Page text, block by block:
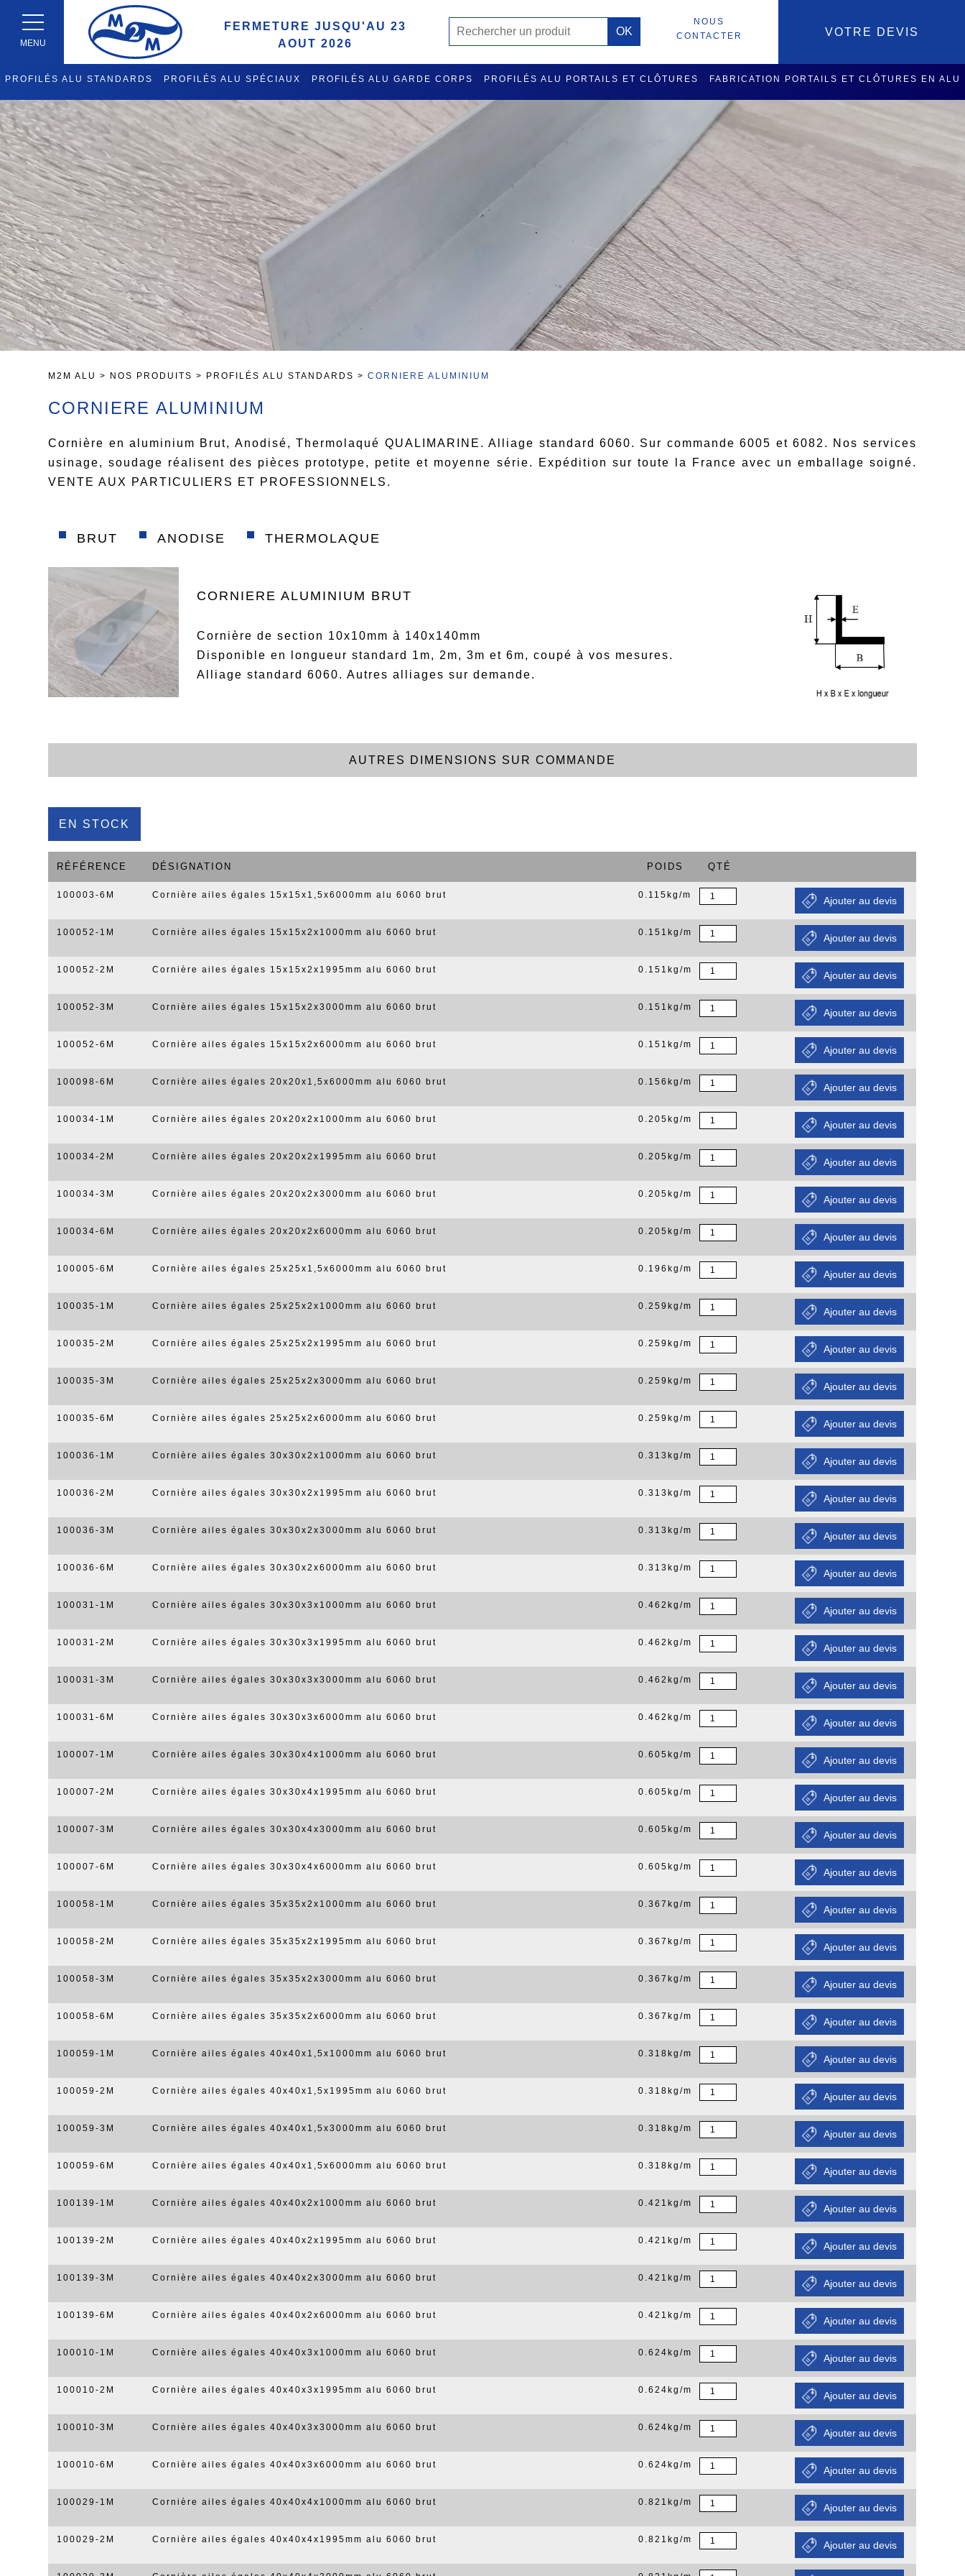
MENU
VOTRE DEVIS
NOUS
CONTACTER
FERMETURE JUSQU'AU 23
AOUT 2026
PROFILÉS ALU STANDARDS PROFILÉS ALU SPÉCIAUX PROFILÉS ALU GARDE CORPS PROFILÉS ALU PORTAILS ET CLÔTURES FABRICATION PORTAILS ET CLÔTURES EN ALU
FABRICATION CHARIOTS DE MISE A L'EAU ET RATELIER PORTE GILETS EN ALU SERVICES USINAGE
M2M ALU > NOS PRODUITS > PROFILÉS ALU STANDARDS >CORNIERE ALUMINIUM
CORNIERE ALUMINIUM
Cornière en aluminium Brut, Anodisé, Thermolaqué QUALIMARINE. Alliage standard 6060. Sur commande 6005 et 6082. Nos services
usinage, soudage réalisent des pièces prototype, petite et moyenne série. Expédition sur toute la France avec un emballage soigné.
VENTE AUX PARTICULIERS ET PROFESSIONNELS.
BRUT ANODISE THERMOLAQUE
CORNIERE ALUMINIUM BRUT
Cornière de section 10x10mm à 140x140mm
Disponible en longueur standard 1m, 2m, 3m et 6m, coupé à vos mesures.
Alliage standard 6060. Autres alliages sur demande.
AUTRES DIMENSIONS SUR COMMANDE
EN STOCK
RÉFÉRENCE DÉSIGNATION POIDS QTÉ
100003-6M Cornière ailes égales 15x15x1,5x6000mm alu 6060 brut 0.115kg/m
100052-1M Cornière ailes égales 15x15x2x1000mm alu 6060 brut 0.151kg/m
100052-2M Cornière ailes égales 15x15x2x1995mm alu 6060 brut 0.151kg/m
100052-3M Cornière ailes égales 15x15x2x3000mm alu 6060 brut 0.151kg/m
100052-6M Cornière ailes égales 15x15x2x6000mm alu 6060 brut 0.151kg/m
100098-6M Cornière ailes égales 20x20x1,5x6000mm alu 6060 brut 0.156kg/m
100034-1M Cornière ailes égales 20x20x2x1000mm alu 6060 brut 0.205kg/m
100034-2M Cornière ailes égales 20x20x2x1995mm alu 6060 brut 0.205kg/m
100034-3M Cornière ailes égales 20x20x2x3000mm alu 6060 brut 0.205kg/m
100034-6M Cornière ailes égales 20x20x2x6000mm alu 6060 brut 0.205kg/m
100005-6M Cornière ailes égales 25x25x1,5x6000mm alu 6060 brut 0.196kg/m
100035-1M Cornière ailes égales 25x25x2x1000mm alu 6060 brut 0.259kg/m
100035-2M Cornière ailes égales 25x25x2x1995mm alu 6060 brut 0.259kg/m
100035-3M Cornière ailes égales 25x25x2x3000mm alu 6060 brut 0.259kg/m
100035-6M Cornière ailes égales 25x25x2x6000mm alu 6060 brut 0.259kg/m
100036-1M Cornière ailes égales 30x30x2x1000mm alu 6060 brut 0.313kg/m
100036-2M Cornière ailes égales 30x30x2x1995mm alu 6060 brut 0.313kg/m
100036-3M Cornière ailes égales 30x30x2x3000mm alu 6060 brut 0.313kg/m
100036-6M Cornière ailes égales 30x30x2x6000mm alu 6060 brut 0.313kg/m
100031-1M Cornière ailes égales 30x30x3x1000mm alu 6060 brut 0.462kg/m
100031-2M Cornière ailes égales 30x30x3x1995mm alu 6060 brut 0.462kg/m
100031-3M Cornière ailes égales 30x30x3x3000mm alu 6060 brut 0.462kg/m
100031-6M Cornière ailes égales 30x30x3x6000mm alu 6060 brut 0.462kg/m
100007-1M Cornière ailes égales 30x30x4x1000mm alu 6060 brut 0.605kg/m
100007-2M Cornière ailes égales 30x30x4x1995mm alu 6060 brut 0.605kg/m
100007-3M Cornière ailes égales 30x30x4x3000mm alu 6060 brut 0.605kg/m
100007-6M Cornière ailes égales 30x30x4x6000mm alu 6060 brut 0.605kg/m
100058-1M Cornière ailes égales 35x35x2x1000mm alu 6060 brut 0.367kg/m
100058-2M Cornière ailes égales 35x35x2x1995mm alu 6060 brut 0.367kg/m
100058-3M Cornière ailes égales 35x35x2x3000mm alu 6060 brut 0.367kg/m
100058-6M Cornière ailes égales 35x35x2x6000mm alu 6060 brut 0.367kg/m
100059-1M Cornière ailes égales 40x40x1,5x1000mm alu 6060 brut 0.318kg/m
100059-2M Cornière ailes égales 40x40x1,5x1995mm alu 6060 brut 0.318kg/m
100059-3M Cornière ailes égales 40x40x1,5x3000mm alu 6060 brut 0.318kg/m
100059-6M Cornière ailes égales 40x40x1,5x6000mm alu 6060 brut 0.318kg/m
100139-1M Cornière ailes égales 40x40x2x1000mm alu 6060 brut 0.421kg/m
100139-2M Cornière ailes égales 40x40x2x1995mm alu 6060 brut 0.421kg/m
100139-3M Cornière ailes égales 40x40x2x3000mm alu 6060 brut 0.421kg/m
100139-6M Cornière ailes égales 40x40x2x6000mm alu 6060 brut 0.421kg/m
100010-1M Cornière ailes égales 40x40x3x1000mm alu 6060 brut 0.624kg/m
100010-2M Cornière ailes égales 40x40x3x1995mm alu 6060 brut 0.624kg/m
100010-3M Cornière ailes égales 40x40x3x3000mm alu 6060 brut 0.624kg/m
100010-6M Cornière ailes égales 40x40x3x6000mm alu 6060 brut 0.624kg/m
100029-1M Cornière ailes égales 40x40x4x1000mm alu 6060 brut 0.821kg/m
100029-2M Cornière ailes égales 40x40x4x1995mm alu 6060 brut 0.821kg/m